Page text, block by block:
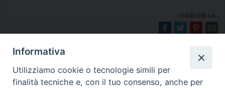
condividi su...
Informativa
Utilizziamo cookie o tecnologie simili per
finalità tecniche e, con il tuo consenso, anche per